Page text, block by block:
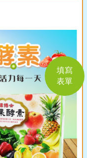
填寫
表單